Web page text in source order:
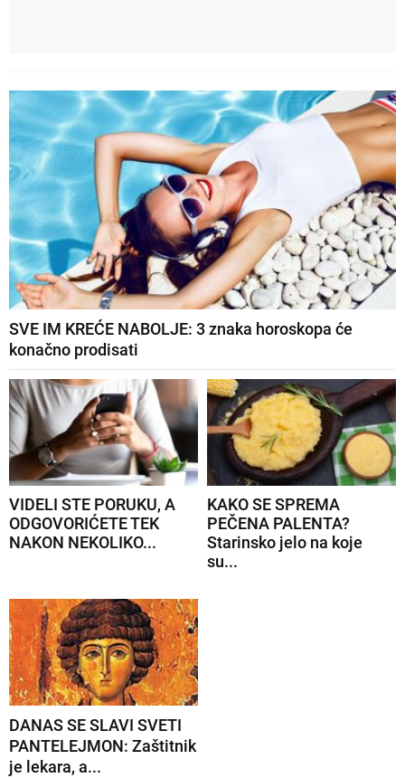
SVE IM KREĆE NABOLJE: 3 znaka horoskopa će
konačno prodisati
VIDELI STE PORUKU, A
ODGOVORIĆETE TEK
NAKON NEKOLIKO...
KAKO SE SPREMA
PEČENA PALENTA?
Starinsko jelo na koje
su...
DANAS SE SLAVI SVETI
PANTELEJMON: Zaštitnik
je lekara, a...